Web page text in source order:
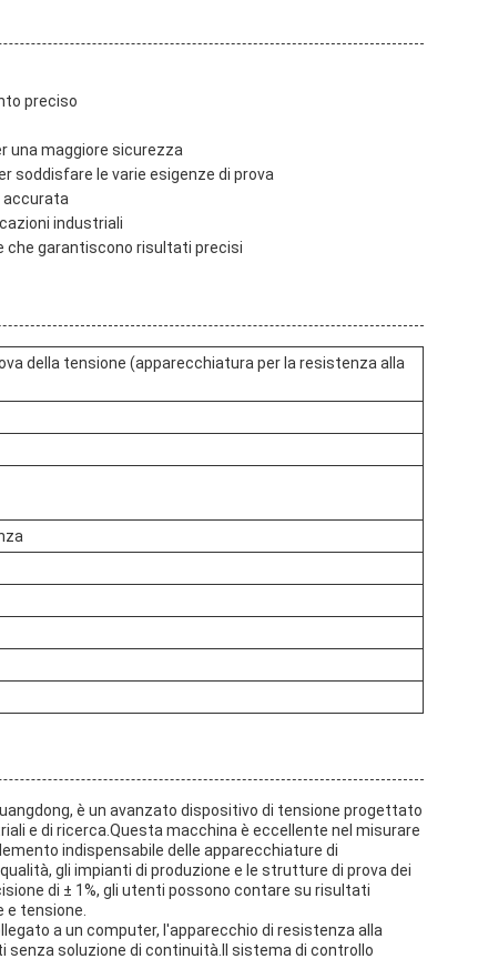
preciso
una maggiore sicurezza
soddisfare le varie esigenze di prova
accurata
industriali
che garantiscono risultati precisi
della tensione (apparecchiatura per la resistenza alla
è un avanzato dispositivo di tensione progettato
e di ricerca.Questa macchina è eccellente nel misurare
indispensabile delle apparecchiature di
gli impianti di produzione e le strutture di prova dei
di ± 1%, gli utenti possono contare su risultati
e tensione.
a un computer, l'apparecchio di resistenza alla
senza soluzione di continuità.Il sistema di controllo